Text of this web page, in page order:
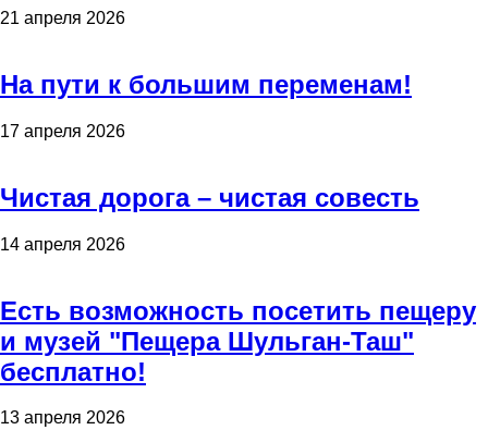
21 апреля 2026
На пути к большим переменам!
17 апреля 2026
Чистая дорога – чистая совесть
14 апреля 2026
Есть возможность посетить пещеру
и музей "Пещера Шульган-Таш"
бесплатно!
13 апреля 2026